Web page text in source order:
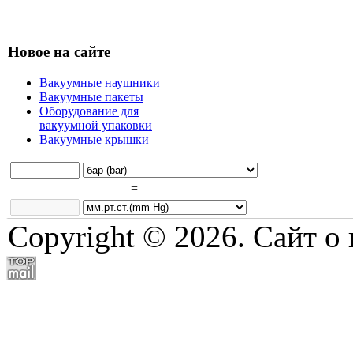
Новое на сайте
Вакуумные наушники
Вакуумные пакеты
Оборудование для
вакуумной упаковки
Вакуумные крышки
=
Copyright © 2026. Сайт о